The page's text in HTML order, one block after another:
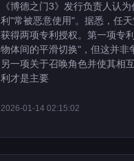
《博德之门3》发行负责人认
利"常被恶意使用"。据悉，任
获得两项专利授权。第一项专
物体间的平滑切换"，但这并非
另一项关于召唤角色并使其相
利才是主要
2026-01-14 02:15:02